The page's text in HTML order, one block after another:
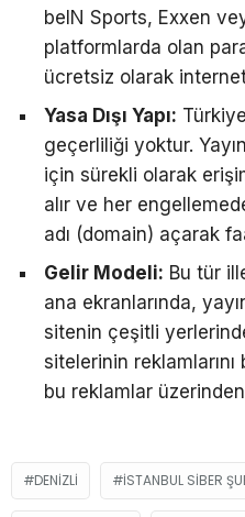
beIN Sports, Exxen
platformlarda olan
ücretsiz olarak
Yasa Dışı Yapı:
geçerliliği yoktur.
için sürekli olarak
alır ve her
adı (domain) açarak
Gelir Modeli: Bu tür
ana ekranlarında,
sitenin çeşitli
sitelerinin reklamlarını
bu reklamlar
DENIZLI İSTANBUL SIBER